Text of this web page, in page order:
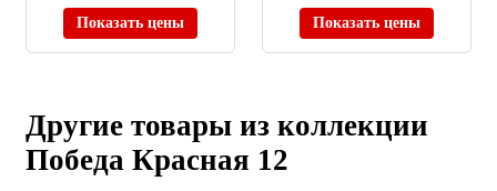
Показать цены Показать цены
Другие товары из коллекции
Победа Красная 12